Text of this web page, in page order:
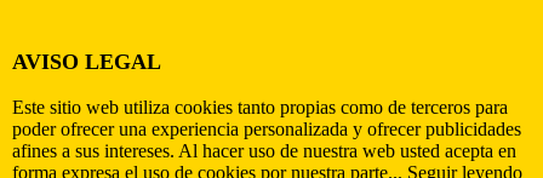
AVISO LEGAL
Este sitio web utiliza cookies tanto propias como de terceros para
poder ofrecer una experiencia personalizada y ofrecer publicidades
afines a sus intereses. Al hacer uso de nuestra web usted acepta en
forma expresa el uso de cookies por nuestra parte... Seguir leyendo